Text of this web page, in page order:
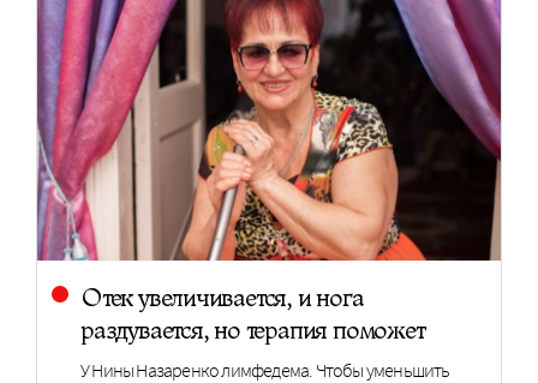
Отек увеличивается, и нога
раздувается, но терапия поможет
У Нины Назаренко лимфедема. Чтобы уменьшить